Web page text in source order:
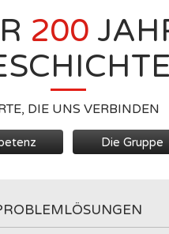
200
DIE UNS VERBINDEN
Die Gruppe